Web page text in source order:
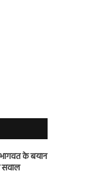
के बयान
सवाल